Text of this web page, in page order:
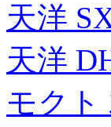
天洋
天洋
モクト